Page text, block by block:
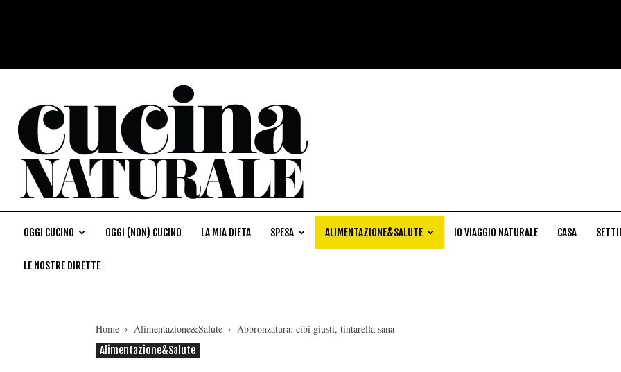
OGGI CUCINO OGGI (NON) CUCINO LA MIA DIETA SPESA ALIMENTAZIONE&SALUTE IO VIAGGIO NATURALE CASA
LE NOSTRE DIRETTE
Home Alimentazione&Salute
Abbronzatura: cibi giusti, tintarella sana
Alimentazione&Salute